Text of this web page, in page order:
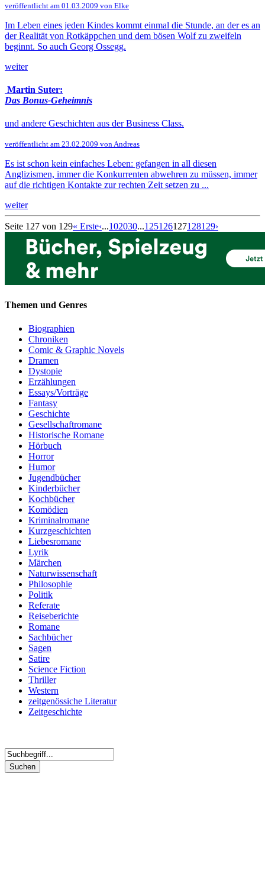
veröffentlicht am 01.03.2009 von Elke
Im Leben eines jeden Kindes kommt einmal die Stunde, an der es an
der Realität von Rotkäppchen und dem bösen Wolf zu zweifeln
beginnt. So auch Georg Ossegg.
weiter
Martin Suter:
Das Bonus-Geheimnis
und andere Geschichten aus der Business Class.
veröffentlicht am 23.02.2009 von Andreas
Es ist schon kein einfaches Leben: gefangen in all diesen
Anglizismen, immer die Konkurrenten abwehren zu müssen, immer
auf die richtigen Kontakte zur rechten Zeit setzen zu ...
weiter
Seite 127 von 129« Erste‹...102030...125126127128129›
Themen und Genres
Biographien
Chroniken
Comic & Graphic Novels
Dramen
Dystopie
Erzählungen
Essays/Vorträge
Fantasy
Geschichte
Gesellschaftromane
Historische Romane
Hörbuch
Horror
Humor
Jugendbücher
Kinderbücher
Kochbücher
Komödien
Kriminalromane
Kurzgeschichten
Liebesromane
Lyrik
Märchen
Naturwissenschaft
Philosophie
Politik
Referate
Reiseberichte
Romane
Sachbücher
Sagen
Satire
Science Fiction
Thriller
Western
zeitgenössiche Literatur
Zeitgeschichte